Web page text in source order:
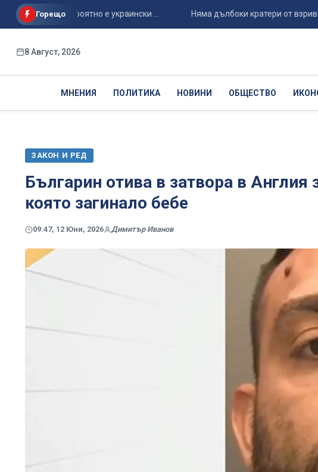
Горещо
вероятно е украински ... Няма дълбоки кратери от взрива на
8 Август, 2026
МНЕНИЯ ПОЛИТИКА НОВИНИ ОБЩЕСТВО
ЗАКОН И РЕД
Българин отива в затвора в
която загинало бебе
09:47, 12 Юни, 2026 Димитър Иванов